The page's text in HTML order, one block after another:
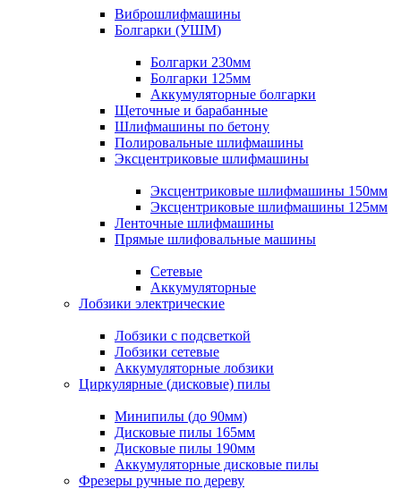
Виброшлифмашины
Болгарки (УШМ)
Болгарки 230мм
Болгарки 125мм
Аккумуляторные болгарки
Щеточные и барабанные
Шлифмашины по бетону
Полировальные шлифмашины
Эксцентриковые шлифмашины
Эксцентриковые шлифмашины 150мм
Эксцентриковые шлифмашины 125мм
Ленточные шлифмашины
Прямые шлифовальные машины
Сетевые
Аккумуляторные
Лобзики электрические
Лобзики с подсветкой
Лобзики сетевые
Аккумуляторные лобзики
Циркулярные (дисковые) пилы
Минипилы (до 90мм)
Дисковые пилы 165мм
Дисковые пилы 190мм
Аккумуляторные дисковые пилы
Фрезеры ручные по дереву